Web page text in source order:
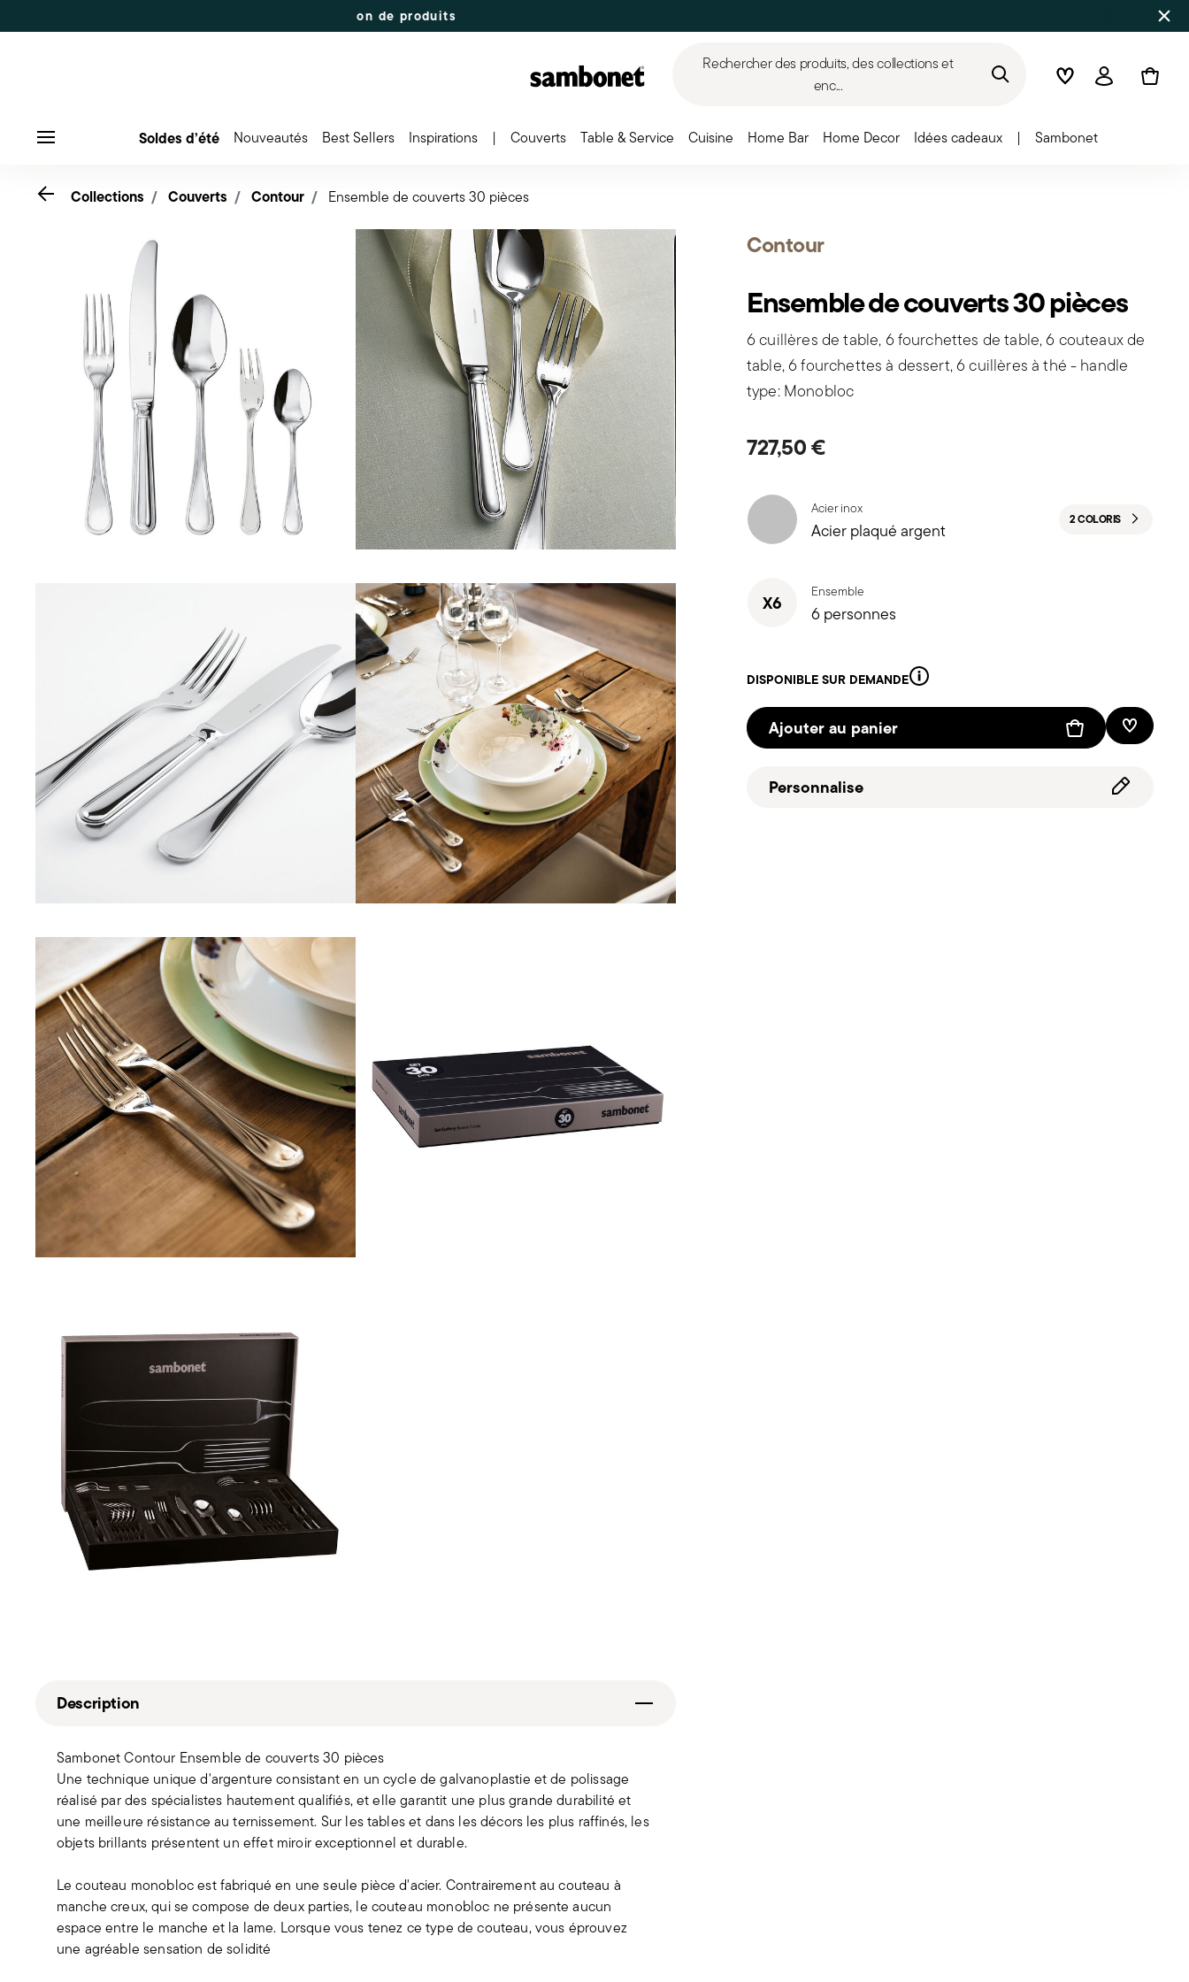
Jusqu'à 50% de réduction sur une sélection de produits
Rechercher des produits, des collections et
enc...
WishlistConnexion
Soldes d’été Nouveautés Best Sellers Inspirations | Couverts Table & Service Cuisine Home Bar Home Decor Idées cadeaux | Sambonet
Contour
Ensemble de couverts 30 pièces
6 cuillères de table, 6 fourchettes de table, 6 couteaux de
table, 6 fourchettes à dessert, 6 cuillères à thé - handle
type: Monobloc
727,50 €
Acier inox
Acier plaqué argent 2 COLORIS
X6 Ensemble
6 personnes
DISPONIBLE SUR DEMANDE
Ajouter au panier Liste de
Personnalise
Go back
Collections Couverts Contour Ensemble de couverts 30 pièces
Description
Sambonet Contour Ensemble de couverts 30 pièces
Une technique unique d'argenture consistant en un cycle de galvanoplastie et de polissage
réalisé par des spécialistes hautement qualifiés, et elle garantit une plus grande durabilité et
une meilleure résistance au ternissement. Sur les tables et dans les décors les plus raffinés, les
objets brillants présentent un effet miroir exceptionnel et durable.
Le couteau monobloc est fabriqué en une seule pièce d'acier. Contrairement au couteau à
manche creux, qui se compose de deux parties, le couteau monobloc ne présente aucun
espace entre le manche et la lame. Lorsque vous tenez ce type de couteau, vous éprouvez
une agréable sensation de solidité